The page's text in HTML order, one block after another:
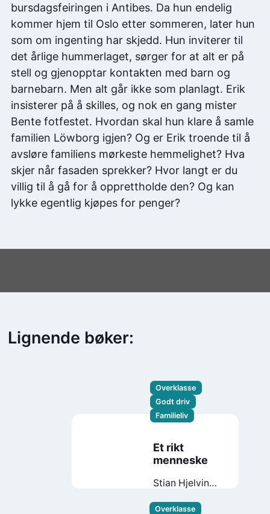
bursdagsfeiringen i Antibes. Da hun endelig
kommer hjem til Oslo etter sommeren, later hun
som om ingenting har skjedd. Hun inviterer til
det årlige hummerlaget, sørger for at alt er på
stell og gjenopptar kontakten med barn og
barnebarn. Men alt går ikke som planlagt. Erik
insisterer på å skilles, og nok en gang mister
Bente fotfestet. Hvordan skal hun klare å samle
familien Löwborg igjen? Og er Erik troende til å
avsløre familiens mørkeste hemmelighet? Hva
skjer når fasaden sprekker? Hvor langt er du
villig til å gå for å opprettholde den? Og kan
lykke egentlig kjøpes for penger?
Lignende bøker:
Overklasse
Godt driv
Familieliv
Et rikt
menneske
Stian Hjelvin
Overklasse